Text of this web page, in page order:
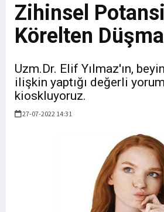
Zihinsel
Körelten
Uzm.Dr. Elif Yılmaz'ın,
ilişkin yaptığı değerli
kioskluyoruz.
27-07-2022 14:31